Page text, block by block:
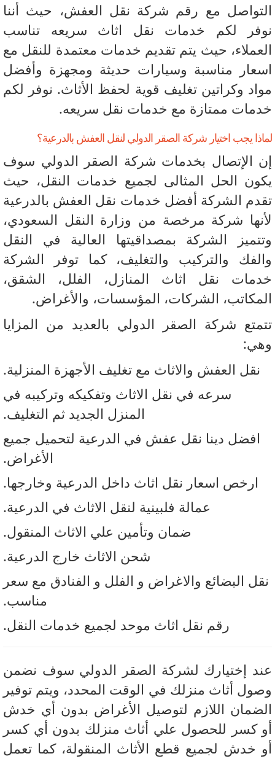
مع رقم شركة نقل العفش، حيث أننا
لكم خدمات نقل اثاث سريعه تناسب
حيث يتم تقديم خدمات معتمدة للنقل مع
مناسبة وسيارات حديثة ومجهزة وأفضل
وكراتين تغليف قوية لحفظ الأثاث. نوفر لكم
ممتازة مع خدمات نقل سريعه.
يجب اختيار شركة الصقر الدولي لنقل العفش بالدرعية؟
الإتصال بخدمات شركة الصقر الدولي سوف
الحل المثالى لجميع خدمات النقل، حيث
الشركة أفضل خدمات نقل العفش بالدرعية
شركة مرخصة من وزارة النقل السعودي،
الشركة بمصداقيتها العالية في النقل
والتركيب والتغليف، كما توفر الشركة
نقل اثاث المنازل، الفلل، الشقق،
الشركات، المؤسسات، والأغراض.
شركة الصقر الدولي بالعديد من المزايا
نقل العفش والاثاث مع تغليف الأجهزة المنزلية.
سرعه في نقل الاثاث وتفكيكه وتركيبه في
المنزل الجديد ثم التغليف.
افضل دينا نقل عفش في الدرعية لتحميل جميع
الأغراض.
ارخص اسعار نقل اثاث داخل الدرعية وخارجها.
عمالة فلبينية لنقل الاثاث في الدرعية.
ضمان وتأمين علي الاثاث المنقول.
شحن الاثاث خارج الدرعية.
البضائع والاغراض و الفلل و الفنادق مع سعر
مناسب.
رقم نقل اثاث موحد لجميع خدمات النقل.
إختيارك لشركة الصقر الدولي سوف نضمن
أثاث منزلك في الوقت المحدد، ويتم توفير
اللازم لتوصيل الأغراض بدون أي خدش
كسر للحصول علي أثاث منزلك بدون أي كسر
خدش لجميع قطع الأثاث المنقولة، كما تعمل